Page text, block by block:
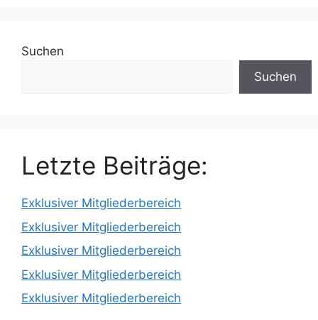
Suchen
Suchen
Letzte Beiträge:
Exklusiver Mitgliederbereich
Exklusiver Mitgliederbereich
Exklusiver Mitgliederbereich
Exklusiver Mitgliederbereich
Exklusiver Mitgliederbereich